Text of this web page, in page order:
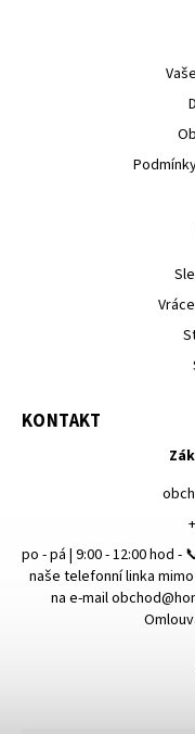
KONTAKT
po - pá | 9:00 - 12:00 hod -
naše telefonní linka
na e-mail